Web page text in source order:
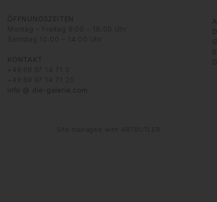
ÖFFNUNGSZEITEN
Montag – Freitag 9:00 – 18:00 Uhr
Samstag 10:00 – 14:00 Uhr
KONTAKT
+49 69 97 14 71 0
+49 69 97 14 71 20
info @ die-galerie.com
Site managed with ARTBUTLER